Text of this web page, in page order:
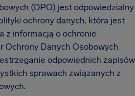
(DPO) jest odpowiedzialny
ochrony danych, która jest
z informacją o ochronie
Ochrony Danych Osobowych
odpowiednich zapisów
sprawach związanych z